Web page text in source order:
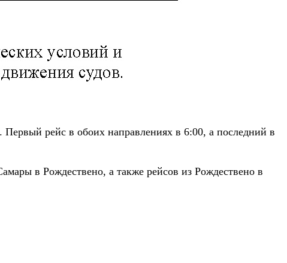
Первый рейс в обоих направлениях в 6:00, а последний в
в Рождествено, а также рейсов из Рождествено в